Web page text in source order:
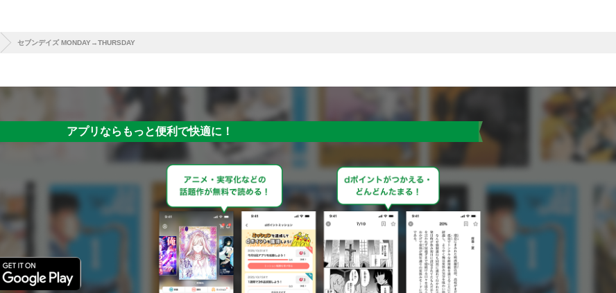
セブンデイズ MONDAY→THURSDAY
アプリならもっと便利で快適に！